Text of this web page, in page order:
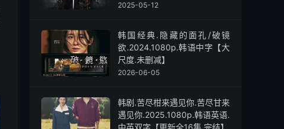
2025-05-12
韩国经典.隐藏的面孔/破镜
欲.2024.1080p.韩语中字【大
尺度.未删减】
2026-06-05
韩剧.苦尽柑来遇见你.苦尽甘来
遇见你.2025.1080p.韩语英语.
中英双字【更新全16集.完结】